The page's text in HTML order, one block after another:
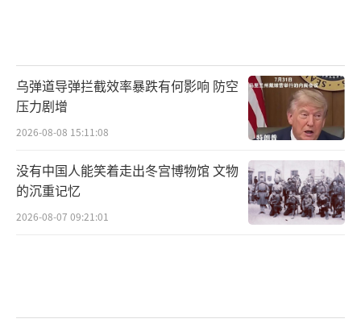
乌弹道导弹拦截效率暴跌有何影响 防空
压力剧增
2026-08-08 15:11:08
没有中国人能笑着走出冬宫博物馆 文物
的沉重记忆
2026-08-07 09:21:01